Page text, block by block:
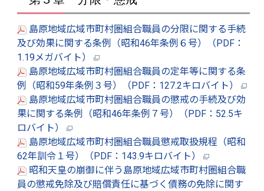
島原地域広域市町村圏組合職員の分限に関する手続
及び効果に関する条例（昭和46年条例６号）（PDF：
1.19メガバイト）
島原地域広域市町村圏組合職員の定年等に関する条
例（昭和59年条例３号）（PDF：127.2キロバイト）
島原地域広域市町村圏組合職員の懲戒の手続及び効
果に関する条例（昭和46年条例７号）（PDF：52.5キ
ロバイト）
島原地域広域市町村圏組合職員懲戒取扱規程（昭和
62年訓令１号）（PDF：143.9キロバイト）
昭和天皇の崩御に伴う島原地域広域市町村圏組合職
員の懲戒免除及び賠償責任に基づく債務の免除に関す